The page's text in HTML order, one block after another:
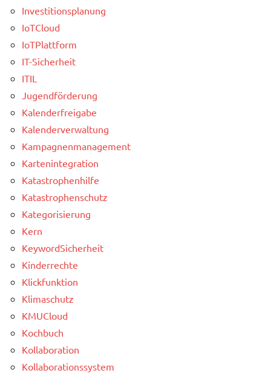
Investitionsplanung
IoTCloud
IoTPlattform
IT-Sicherheit
ITIL
Jugendförderung
Kalenderfreigabe
Kalenderverwaltung
Kampagnenmanagement
Kartenintegration
Katastrophenhilfe
Katastrophenschutz
Kategorisierung
Kern
KeywordSicherheit
Kinderrechte
Klickfunktion
Klimaschutz
KMUCloud
Kochbuch
Kollaboration
Kollaborationssystem